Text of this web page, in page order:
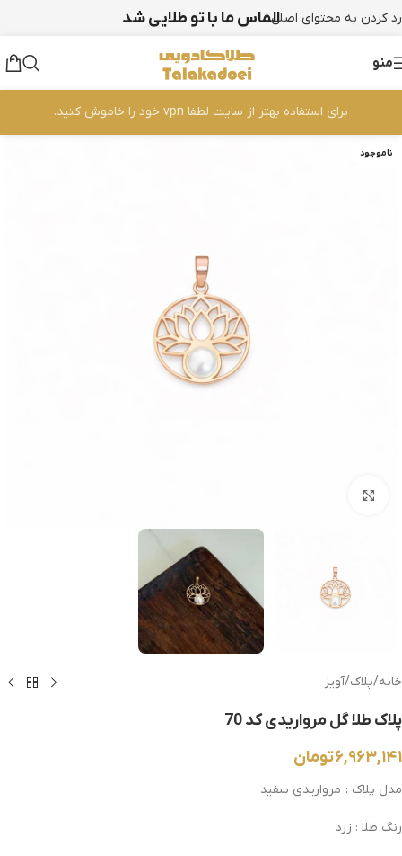
رد کردن به محتوای اصلیالماس ما با تو طلایی شد
منو
برای استفاده بهتر از سایت لطفا vpn خود را خاموش کنید.
ناموجود
خانه/پلاک/آویز
پلاک طلا گل مرواریدی کد 70
۶,۹۶۳,۱۴۱تومان
مدل پلاک : مرواریدی سفید
رنگ طلا : زرد